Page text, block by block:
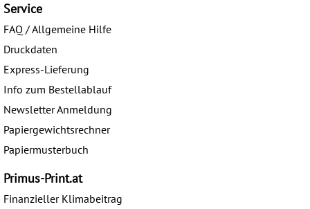
Service
FAQ / Allgemeine Hilfe
Druckdaten
Express-Lieferung
Info zum Bestellablauf
Newsletter Anmeldung
Papiergewichtsrechner
Papiermusterbuch
Primus-Print.at
Finanzieller Klimabeitrag